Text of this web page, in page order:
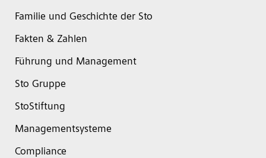
Familie und Geschichte der Sto
Fakten & Zahlen
Führung und Management
Sto Gruppe
StoStiftung
Managementsysteme
Compliance